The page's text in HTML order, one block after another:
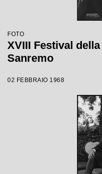
FOTO
XVIII Festival
Sanremo
02 FEBBRAIO 1968